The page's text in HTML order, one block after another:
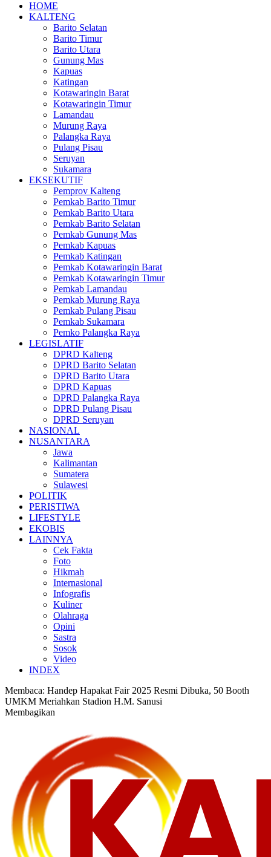
HOME
KALTENG
Barito Selatan
Barito Timur
Barito Utara
Gunung Mas
Kapuas
Katingan
Kotawaringin Barat
Kotawaringin Timur
Lamandau
Murung Raya
Palangka Raya
Pulang Pisau
Seruyan
Sukamara
EKSEKUTIF
Pemprov Kalteng
Pemkab Barito Timur
Pemkab Barito Utara
Pemkab Barito Selatan
Pemkab Gunung Mas
Pemkab Kapuas
Pemkab Katingan
Pemkab Kotawaringin Barat
Pemkab Kotawaringin Timur
Pemkab Lamandau
Pemkab Murung Raya
Pemkab Pulang Pisau
Pemkab Sukamara
Pemko Palangka Raya
LEGISLATIF
DPRD Kalteng
DPRD Barito Selatan
DPRD Barito Utara
DPRD Kapuas
DPRD Palangka Raya
DPRD Pulang Pisau
DPRD Seruyan
NASIONAL
NUSANTARA
Jawa
Kalimantan
Sumatera
Sulawesi
POLITIK
PERISTIWA
LIFESTYLE
EKOBIS
LAINNYA
Cek Fakta
Foto
Hikmah
Internasional
Infografis
Kuliner
Olahraga
Opini
Sastra
Sosok
Video
INDEX
Membaca: Handep Hapakat Fair 2025 Resmi Dibuka, 50 Booth
UMKM Meriahkan Stadion H.M. Sanusi
Membagikan